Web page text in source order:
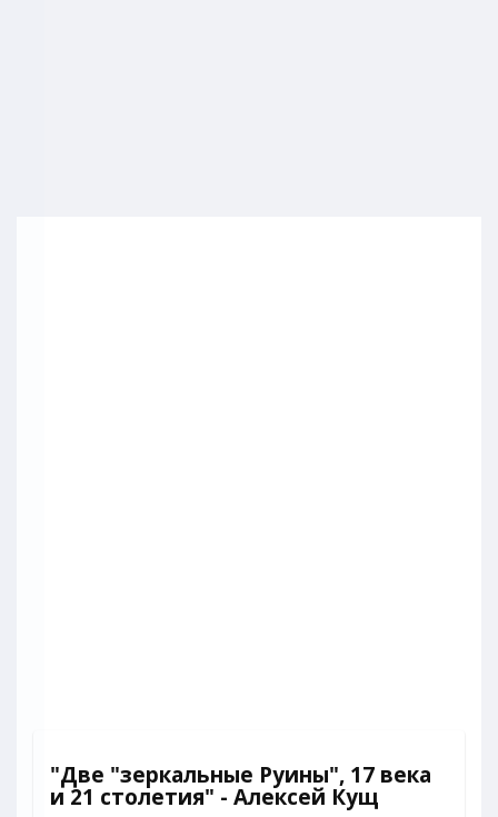
"Две "зеркальные Руины", 17 века
и 21 столетия" - Алексей Кущ